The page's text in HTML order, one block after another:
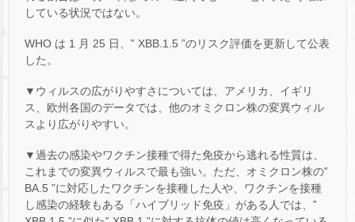
している状況ではない。
WHO は 1 月 25 日、‟ XBB.1.5 ”のリスク評価を更新して公表
した。
▼ウィルスの広がりやすさについては、アメリカ、イギリ
ス、欧州各国のデータでは、他のオミクロン株の変異ウィル
スより広がりやすい。
▼過去の感染やワクチン接種で得た免疫から逃れる性質は、
これまでの変異ウィルスで最も強い。ただ、オミクロン株の‟
BA.5 ”に対応したワクチンを接種した人や、ワクチンを接種
し感染の経験もある「ハイブリッド免疫」がある人では、‟